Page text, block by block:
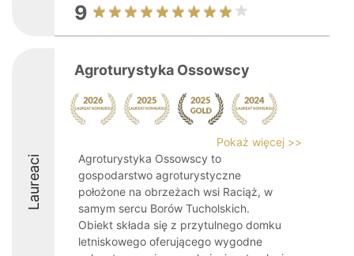
9
Laureaci
Agroturystyka Ossowscy
Pokaż więcej >>
Agroturystyka Ossowscy to
gospodarstwo agroturystyczne
położone na obrzeżach wsi Raciąż, w
samym sercu Borów Tucholskich.
Obiekt składa się z przytulnego domku
letniskowego oferującego wygodne